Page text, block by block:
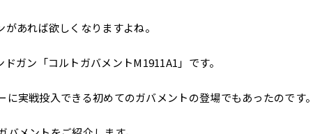
あれば欲しくなりますよね。
ガン「コルトガバメントM1911A1」です。
実戦投入できる初めてのガバメントの登場でもあったのです。